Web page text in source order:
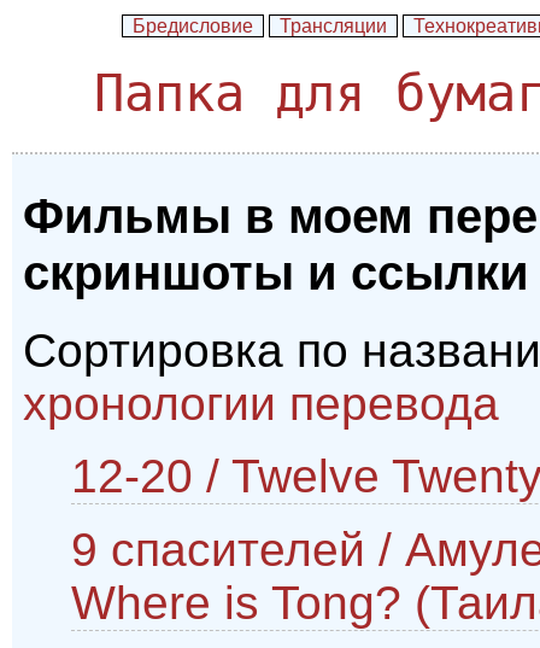
Бредисловие Трансляции
Папка для
Фильмы в моем
скриншоты и ссылки
Сортировка по
хронологии перевода
12-20 / Twelve
9 спасителей /
Where is Tong?